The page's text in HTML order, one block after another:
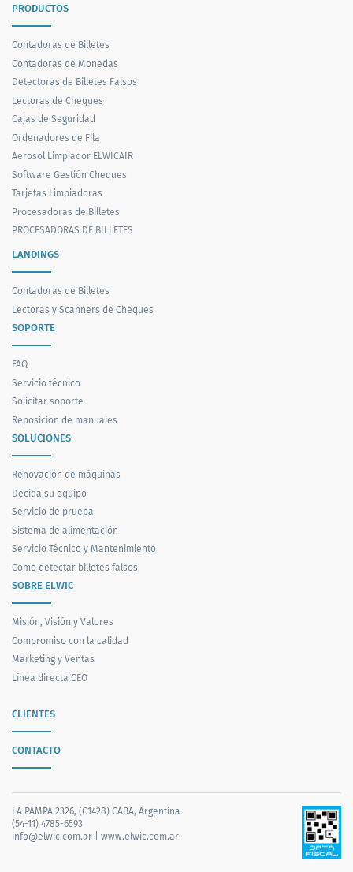
PRODUCTOS
Contadoras de Billetes
Contadoras de Monedas
Detectoras de Billetes Falsos
Lectoras de Cheques
Cajas de Seguridad
Ordenadores de Fila
Aerosol Limpiador ELWICAIR
Software Gestión Cheques
Tarjetas Limpiadoras
Procesadoras de Billetes
PROCESADORAS DE BILLETES
LANDINGS
Contadoras de Billetes
Lectoras y Scanners de Cheques
SOPORTE
FAQ
Servicio técnico
Solicitar soporte
Reposición de manuales
SOLUCIONES
Renovación de máquinas
Decida su equipo
Servicio de prueba
Sistema de alimentación
Servicio Técnico y Mantenimiento
Como detectar billetes falsos
SOBRE ELWIC
Misión, Visión y Valores
Compromiso con la calidad
Marketing y Ventas
Línea directa CEO
CLIENTES
CONTACTO
LA PAMPA 2326, (C1428) CABA, Argentina
(54-11) 4785-6593
info@elwic.com.ar
www.elwic.com.ar